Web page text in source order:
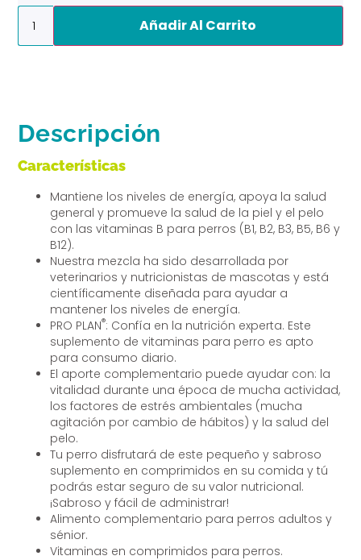
Añadir Al Carrito
Descripción
Características
Mantiene los niveles de energía, apoya la salud
general y promueve la salud de la piel y el pelo
con las vitaminas B para perros (B1, B2, B3, B5, B6 y
B12).
Nuestra mezcla ha sido desarrollada por
veterinarios y nutricionistas de mascotas y está
científicamente diseñada para ayudar a
mantener los niveles de energía.
PRO PLAN®: Confía en la nutrición experta. Este
suplemento de vitaminas para perro es apto
para consumo diario.
El aporte complementario puede ayudar con: la
vitalidad durante una época de mucha actividad,
los factores de estrés ambientales (mucha
agitación por cambio de hábitos) y la salud del
pelo.
Tu perro disfrutará de este pequeño y sabroso
suplemento en comprimidos en su comida y tú
podrás estar seguro de su valor nutricional.
¡Sabroso y fácil de administrar!
Alimento complementario para perros adultos y
sénior.
Vitaminas en comprimidos para perros.